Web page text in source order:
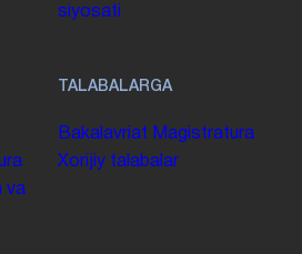
siyosati
va
TALABALARGA
Bakalavriat Magistratura
Xorijiy talabalar